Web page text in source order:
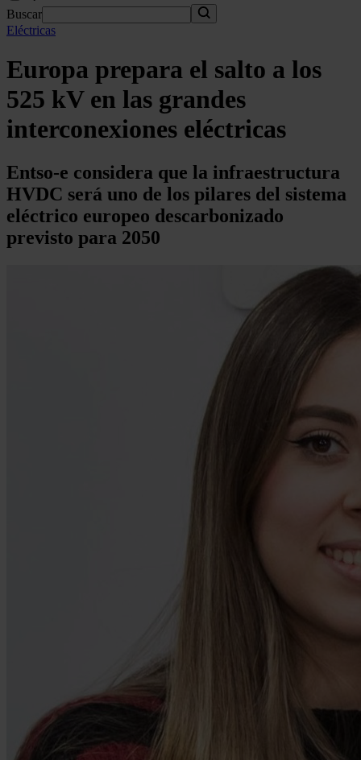
Buscar
Eléctricas
Europa prepara el salto a los
525 kV en las grandes
interconexiones eléctricas
Entso-e considera que la infraestructura
HVDC será uno de los pilares del sistema
eléctrico europeo descarbonizado
previsto para 2050